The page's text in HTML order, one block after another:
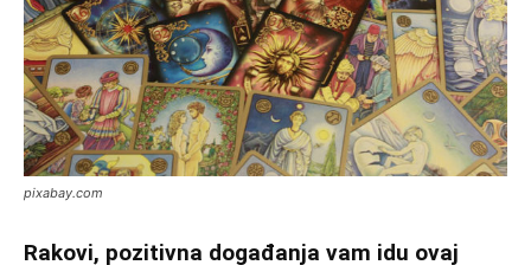
pixabay.com
Rakovi, pozitivna događanja vam idu ovaj